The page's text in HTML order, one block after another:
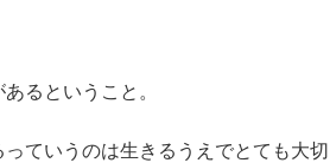
るということ。
ていうのは生きるうえでとても大切